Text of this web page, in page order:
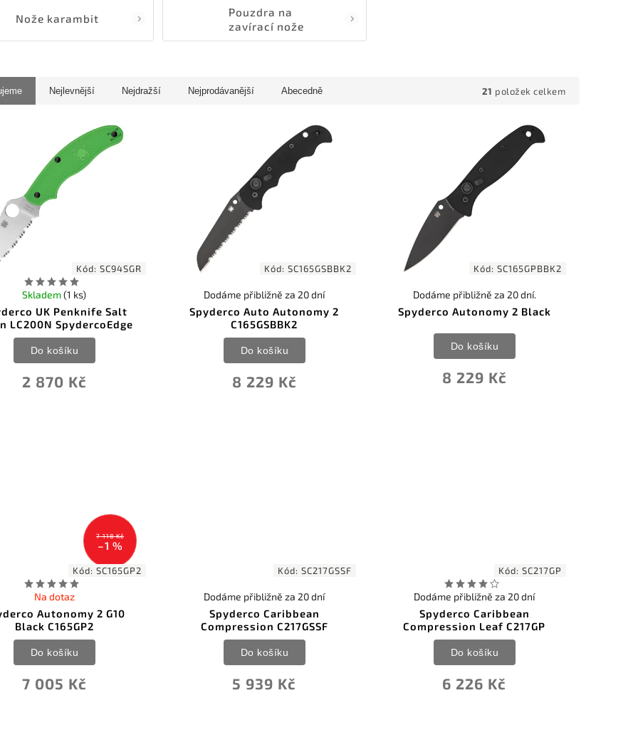
Nože karambit
Pouzdra na
zavírací nože
Nejlevnější Nejdražší Nejprodávanější Abecedně 21 položek celkem
Kód:SC94SGR
UK Penknife Salt
LC200N SpydercoEdge
Skladem(1 ks)
2 870 Kč
Do košíku
Kód:SC165GSBBK2
Spyderco Auto Autonomy 2
C165GSBBK2
Dodáme přibližně za 20 dní
8 229 Kč
Do košíku
Kód:SC165GPBBK2
Spyderco Autonomy 2 Black
Dodáme přibližně za 20 dní.
8 229 Kč
Do košíku
7 118 Kč
–1 %
Kód:SC165GP2
Autonomy 2 G10
Black C165GP2
Na dotaz
7 005 Kč
Do košíku
Kód:SC217GSSF
Spyderco Caribbean
Compression C217GSSF
Dodáme přibližně za 20 dní
5 939 Kč
Do košíku
Kód:SC217GP
Spyderco Caribbean
Compression Leaf C217GP
Dodáme přibližně za 20 dní
6 226 Kč
Do košíku